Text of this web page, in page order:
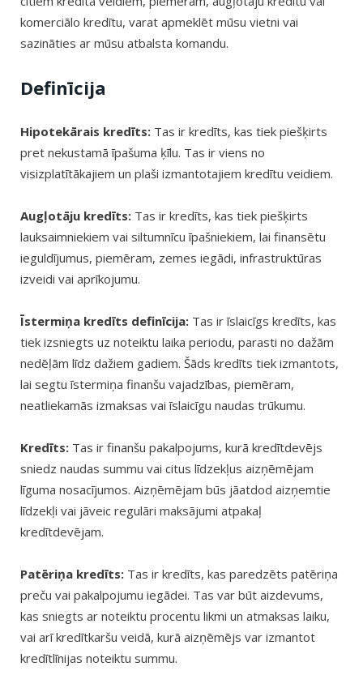
komerciālo kredītu, varat apmeklēt mūsu vietni vai
sazināties ar mūsu atbalsta komandu.
Definīcija
Hipotekārais kredīts: Tas ir kredīts, kas tiek piešķirts
pret nekustamā īpašuma ķīlu. Tas ir viens no
visizplatītākajiem un plaši izmantotajiem kredītu veidiem.
Augļotāju kredīts: Tas ir kredīts, kas tiek piešķirts
lauksaimniekiem vai siltumnīcu īpašniekiem, lai finansētu
ieguldījumus, piemēram, zemes iegādi, infrastruktūras
izveidi vai aprīkojumu.
Īstermiņa kredīts definīcija: Tas ir īslaicīgs kredīts, kas
tiek izsniegts uz noteiktu laika periodu, parasti no dažām
nedēļām līdz dažiem gadiem. Šāds kredīts tiek izmantots,
lai segtu īstermiņa finanšu vajadzības, piemēram,
neatliekamās izmaksas vai īslaicīgu naudas trūkumu.
Kredīts: Tas ir finanšu pakalpojums, kurā kredītdevējs
sniedz naudas summu vai citus līdzekļus aizņēmējam
līguma nosacījumos. Aizņēmējam būs jāatdod aizņemtie
līdzekļi vai jāveic regulāri maksājumi atpakaļ
kredītdevējam.
Patēriņa kredīts: Tas ir kredīts, kas paredzēts patēriņa
preču vai pakalpojumu iegādei. Tas var būt aizdevums,
kas sniegts ar noteiktu procentu likmi un atmaksas laiku,
vai arī kredītkaršu veidā, kurā aizņēmējs var izmantot
kredītlīnijas noteiktu summu.